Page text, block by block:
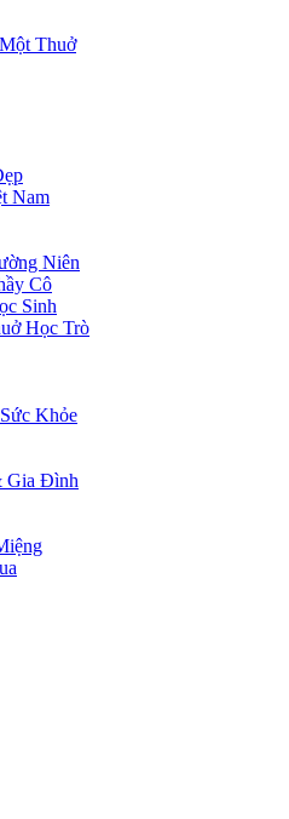
Thuở
Nam
Niên
Cô
Sinh
Học Trò
Khỏe
Gia Đình